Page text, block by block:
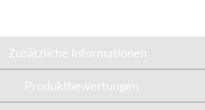
Zusätzliche Informationen
Produktbewertungen